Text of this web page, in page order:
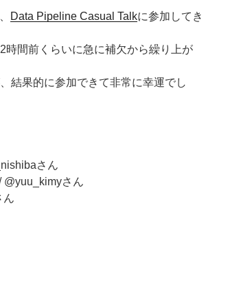
Data Pipeline Casual Talkに参加してき
間前くらいに急に補欠から繰り上が
結果的に参加できて非常に幸運でし
さん
@yuu_kimyさん
ん